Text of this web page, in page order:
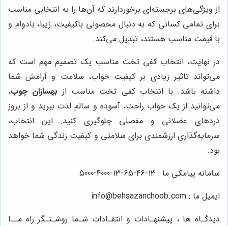
از ویژگی‌های برجسته‌ای برخوردارند که آن‌ها را به انتخابی مناسب
برای تمامی کسانی که به دنبال محصولی باکیفیت، زیبا، بادوام و
با قیمت مناسب هستند، تبدیل می‌کند.
در نهایت، انتخاب کفی تخت مناسب یک تصمیم مهم است که
می‌تواند تاثیر زیادی بر کیفیت خواب، سلامت و آرامش شما
داشته باشد. با انتخاب کفی تخت مناسب از بهسازان چوب،
می‌توانید از یک خواب راحت، آسوده و سالم لذت ببرید و از بروز
دردهای عضلانی و مفصلی جلوگیری کنید. این انتخاب،
سرمایه‌گذاری ارزشمندی برای سلامتی و کیفیت زندگی شما خواهد
بود.
سامانه پیامکی ما : 13-46-65-13-4000-5000
ایمیل ما : info@behsazanchoob.com
دیدگـاه ها ، پیشنهـادات و انتقـادات شـما روشـنـگر راه مــا